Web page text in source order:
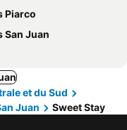
Piarco
San Juan
et du Sud
Juan Sweet Stay